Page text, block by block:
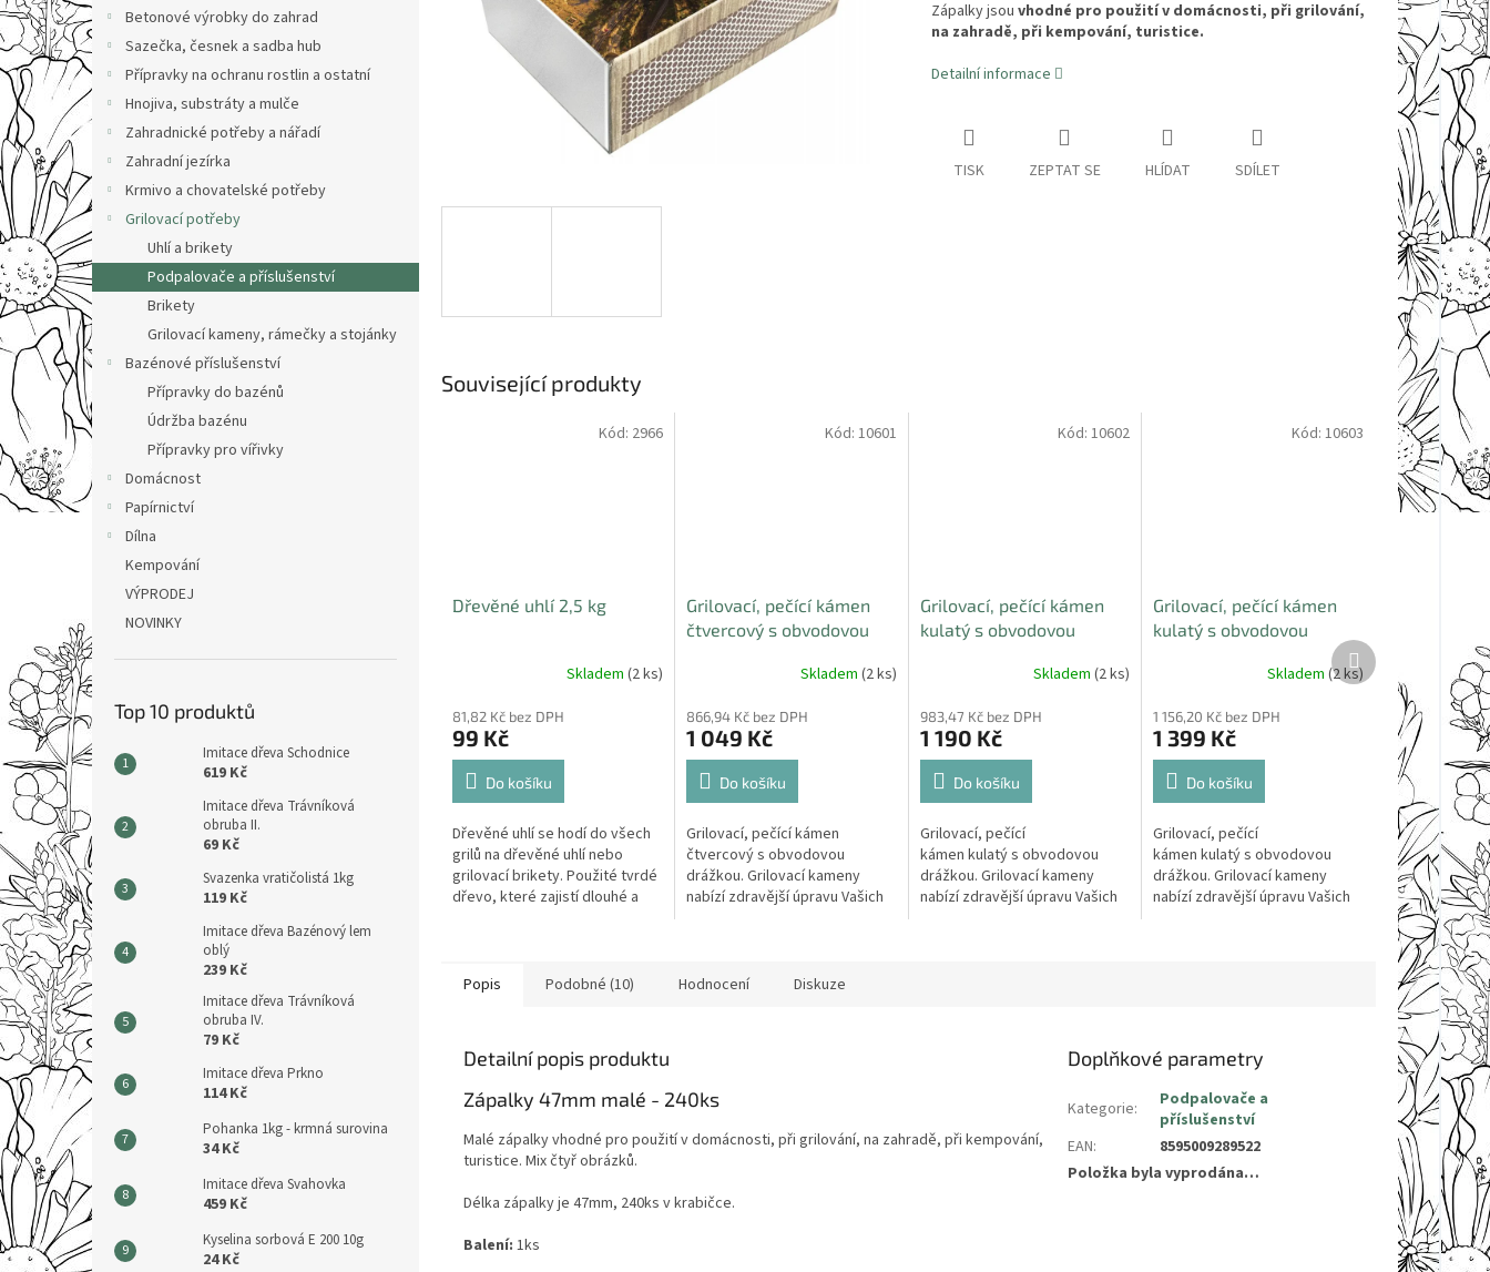
n
e
l
Betonové výrobky do zahrad
Sazečka, česnek a sadba hub
Přípravky na ochranu rostlin a ostatní
Hnojiva, substráty a mulče
Zahradnické potřeby a nářadí
Zahradní jezírka
Krmivo a chovatelské potřeby
Grilovací potřeby
Uhlí a brikety
Podpalovače a příslušenství
Brikety
Grilovací kameny, rámečky a stojánky
Bazénové příslušenství
Přípravky do bazénů
Údržba bazénu
Přípravky pro vířivky
Domácnost
Papírnictví
Dílna
Kempování
VÝPRODEJ
NOVINKY
Top 10 produktů
Imitace dřeva Schodnice
619 Kč
Imitace dřeva Trávníková
obruba II.
69 Kč
Svazenka vratičolistá 1kg
119 Kč
Imitace dřeva Bazénový lem
oblý
239 Kč
Imitace dřeva Trávníková
obruba IV.
79 Kč
Imitace dřeva Prkno
114 Kč
Pohanka 1kg - krmná surovina
34 Kč
Imitace dřeva Svahovka
459 Kč
Kyselina sorbová E 200 10g
24 Kč
Zápalky jsou vhodné pro použití v domácnosti, při grilování,
na zahradě, při kempování, turistice.
Detailní informace
TISK ZEPTAT SE HLÍDAT SDÍLET
Související produkty
Dřevěné uhlí 2,5 kg
Skladem (2 ks)
81,82 Kč bez DPH
99 Kč
Do košíku
Dřevěné uhlí se hodí do všech
grilů na dřevěné uhlí nebo
grilovací brikety. Použité tvrdé
dřevo, které zajistí dlouhé a
Kód: 2966
Grilovací, pečící kámen
čtvercový s obvodovou
Skladem (2 ks)
866,94 Kč bez DPH
1 049 Kč
Do košíku
Grilovací, pečící kámen
čtvercový s obvodovou
drážkou. Grilovací kameny
nabízí zdravější úpravu Vašich
Kód: 10601
Grilovací, pečící kámen
kulatý s obvodovou
Skladem(2 ks)
983,47 Kč bez DPH
1 190 Kč
Do košíku
Grilovací, pečící
kámen kulatý s obvodovou
drážkou. Grilovací kameny
nabízí zdravější úpravu Vašich
Kód:10602
Grilovací, pečící kámen
kulatý s obvodovou
Skladem (2 ks)
1 156,20 Kč bez DPH
1 399 Kč
Do košíku
Grilovací, pečící
kámen kulatý s obvodovou
drážkou. Grilovací kameny
nabízí zdravější úpravu Vašich
Kód: 10603
Další
produkt
Popis Podobné (10) Hodnocení Diskuze
Detailní popis produktu
Zápalky 47mm malé - 240ks
Malé zápalky vhodné pro použití v domácnosti, při grilování, na zahradě, při kempování,
turistice. Mix čtyř obrázků.
Délka zápalky je 47mm, 240ks v krabičce.
Balení: 1ks
Doplňkové parametry
Kategorie:
Podpalovače a
příslušenství
EAN:
8595009289522
Položka byla vyprodána…